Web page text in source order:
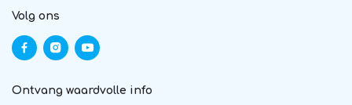
Volg ons
Ontvang waardvolle info